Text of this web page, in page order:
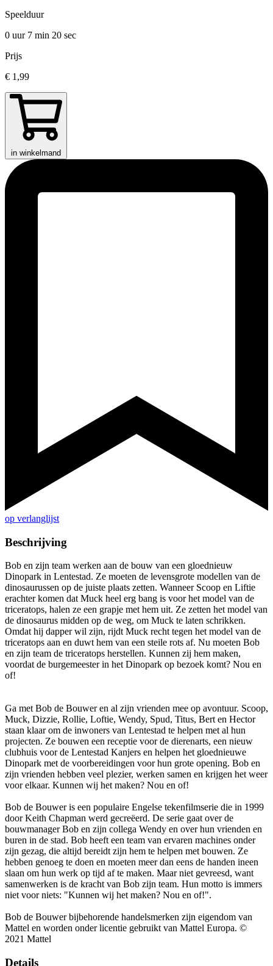
Speelduur
0 uur 7 min 20 sec
Prijs
€ 1,99
in winkelmand
op verlanglijst
Beschrijving
Bob en zijn team werken aan de bouw van een gloednieuw
Dinopark in Lentestad. Ze moeten de levensgrote modellen van de
dinosaurussen op de juiste plaats zetten. Wanneer Scoop en Liftie
erachter komen dat Muck heel erg bang is voor het model van de
triceratops, halen ze een grapje met hem uit. Ze zetten het model van
de dinosaurus midden op de weg, om Muck te laten schrikken.
Omdat hij dapper wil zijn, rijdt Muck recht tegen het model van de
triceratops aan en duwt hem van een steile rots af. Nu moeten Bob
en zijn team de triceratops herstellen. Kunnen zij hem maken,
voordat de burgemeester in het Dinopark op bezoek komt? Nou en
of!
Ga met Bob de Bouwer en al zijn vrienden mee op avontuur. Scoop,
Muck, Dizzie, Rollie, Loftie, Wendy, Spud, Titus, Bert en Hector
staan klaar om de inwoners van Lentestad te helpen met al hun
projecten. Ze bouwen een receptie voor de dierenarts, een nieuw
clubhuis voor de Lentestad Kanjers en helpen het gloednieuwe
Dinopark met de voorbereidingen voor hun grote opening. Bob en
zijn vrienden hebben veel plezier, werken samen en krijgen het weer
voor elkaar. Kunnen wij het maken? Nou en of!
Bob de Bouwer is een populaire Engelse tekenfilmserie die in 1999
door Keith Chapman werd gecreëerd. De serie gaat over de
bouwmanager Bob en zijn collega Wendy en over hun vrienden en
buren in de stad. Bob heeft een team van ervaren machines onder
zijn gezag, die altijd bereidt zijn hem te helpen met bouwen. Ze
hebben genoeg te doen en moeten meer dan eens de handen ineen
slaan om hun werk op tijd af te maken. Maar niet gevreesd, want
samenwerken is de kracht van Bob zijn team. Hun motto is immers
niet voor niets: "Kunnen wij het maken? Nou en of!".
Bob de Bouwer bijbehorende handelsmerken zijn eigendom van
Mattel en worden onder licentie gebruikt van Mattel Europa. ©
2021 Mattel
Details